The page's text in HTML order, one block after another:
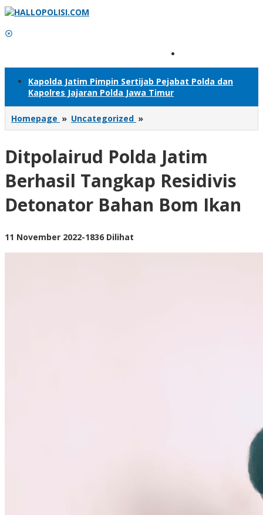
Lewati
konten
Kapolda Jatim Pimpin Sertijab Pejabat Polda dan
Kapolres Jajaran Polda Jawa Timur
Homepage » Uncategorized »
Polda
Berhasil
Tangkap
Residivis
Detonator
Bahan
Bom
Ditpolairud Polda Jatim
Berhasil Tangkap Residivis
Detonator Bahan Bom Ikan
11 November 2022oleh
-1836 Dilihat